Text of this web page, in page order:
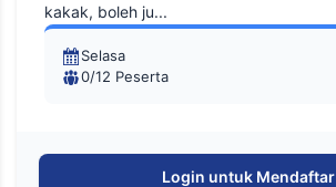
kakak, boleh ju...
Selasa
0/12 Peserta
Login untuk Mendaftar